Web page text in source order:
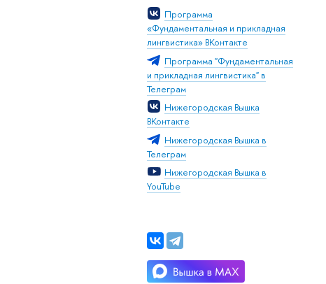
Программа
«Фундаментальная и прикладная
лингвистика» ВКонтакте
Программа "Фундаментальная
и прикладная лингвистика" в
Телеграм
Нижегородская Вышка
ВКонтакте
Нижегородская Вышка в
Телеграм
Нижегородская Вышка в
YouTube